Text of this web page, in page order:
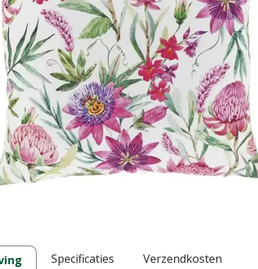
Specificaties Verzendkosten